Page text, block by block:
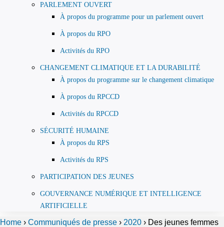
PARLEMENT OUVERT
À propos du programme pour un parlement ouvert
À propos du RPO
Activités du RPO
CHANGEMENT CLIMATIQUE ET LA DURABILITÉ
À propos du programme sur le changement climatique
À propos du RPCCD
Activités du RPCCD
SÉCURITÉ HUMAINE
À propos du RPS
Activités du RPS
PARTICIPATION DES JEUNES
GOUVERNANCE NUMÉRIQUE ET INTELLIGENCE
ARTIFICIELLE
Home › Communiqués de presse › 2020 › Des jeunes femmes